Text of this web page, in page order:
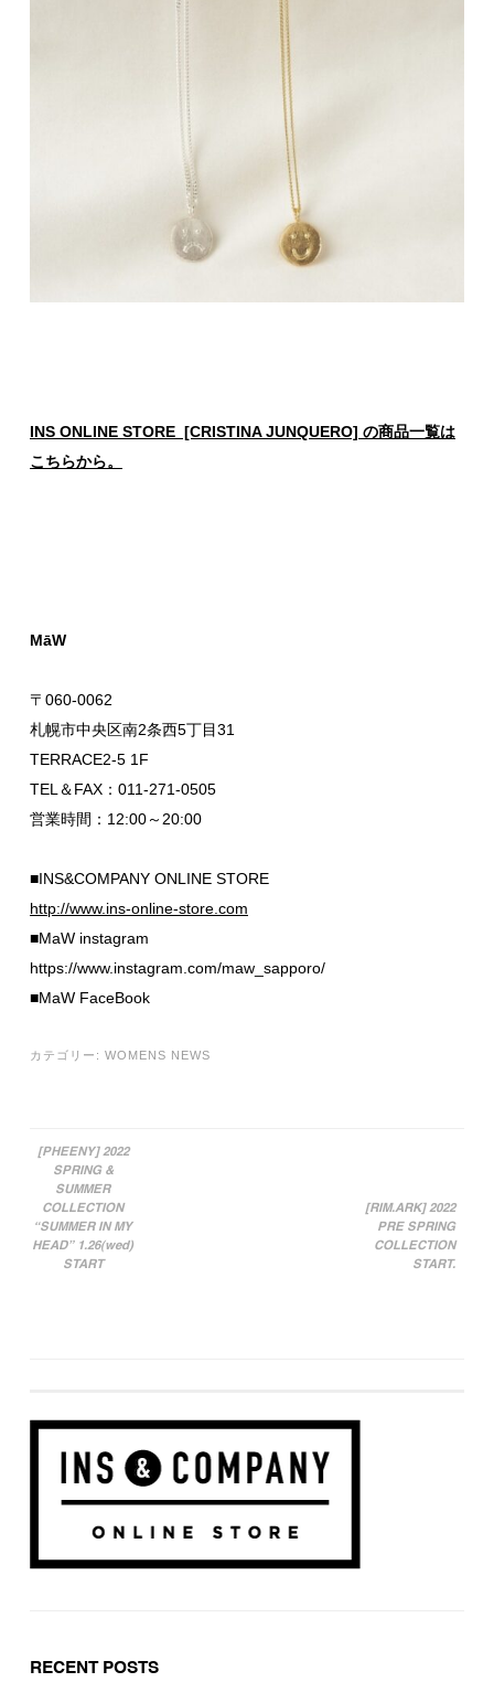
INS ONLINE STORE [CRISTINA JUNQUERO] の商品一覧は
こちらから。
MāW
〒060-0062
札幌市中央区南2条西5丁目31
TERRACE2-5 1F
TEL＆FAX：011-271-0505
営業時間：12:00～20:00
■INS&COMPANY ONLINE STORE
http://www.ins-online-store.com
■MaW instagram
https://www.instagram.com/maw_sapporo/
■MaW FaceBook
カテゴリー: WOMENS NEWS
投稿ナビゲーション
[PHEENY] 2022
SPRING &
SUMMER
COLLECTION
“SUMMER IN MY
HEAD” 1.26(wed)
START
[RIM.ARK] 2022
PRE SPRING
COLLECTION
START.
RECENT POSTS